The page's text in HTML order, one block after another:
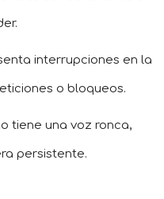
interrupciones en la
o bloqueos.
tiene una voz ronca,
persistente.